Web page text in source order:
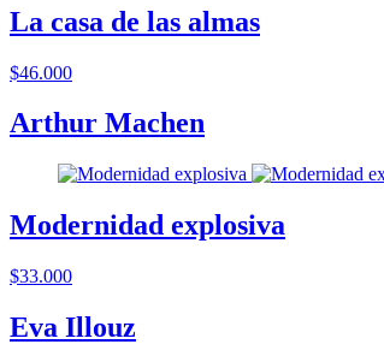
La casa de las almas
$46.000
Arthur Machen
Modernidad explosiva
$33.000
Eva Illouz